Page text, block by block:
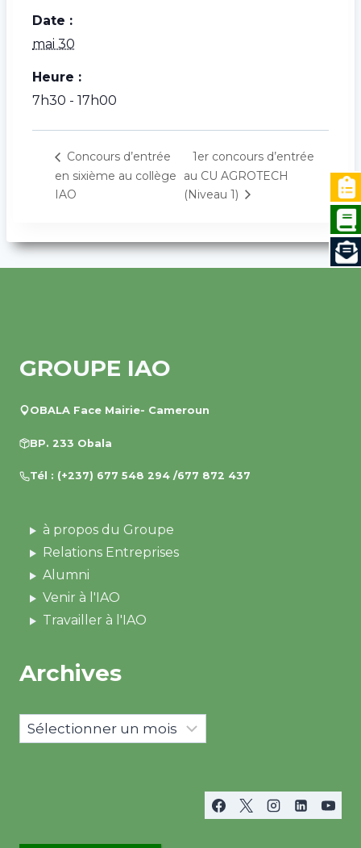
Date :
mai 30
Heure :
7h30 - 17h00
Concours d’entrée
en sixième au collège
IAO
1er concours d’entrée
au CU AGROTECH
(Niveau 1)
GROUPE IAO
OBALA Face Mairie- Cameroun
BP. 233 Obala
Tél : (+237) 677 548 294 /677 872 437
à propos du Groupe
Relations Entreprises
Alumni
Venir à l'IAO
Travailler à l'IAO
Archives
Archives